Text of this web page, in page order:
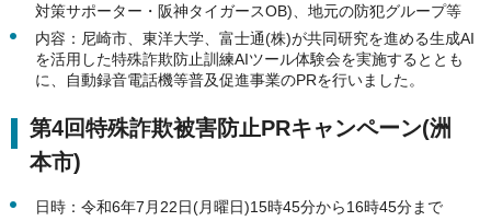
対策サポーター・阪神タイガースOB)、地元の防犯グループ等
内容：尼崎市、東洋大学、富士通(株)が共同研究を進める生成AI
を活用した特殊詐欺防止訓練AIツール体験会を実施するととも
に、自動録音電話機等普及促進事業のPRを行いました。
第4回特殊詐欺被害防止PRキャンペーン(洲
本市)
日時：令和6年7月22日(月曜日)15時45分から16時45分まで